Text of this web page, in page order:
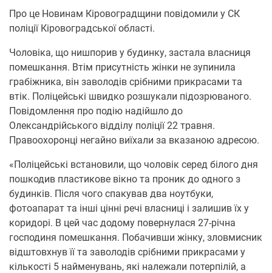
Про це Новинам Кіровоградщини повідомили у СК
поліції Кіровоградської області.
Чоловіка, що нишпорив у будинку, застала власниця
помешкання. Втім присутність жінки не зупинила
грабіжника, він заволодів срібними прикрасами та
втік. Поліцейські швидко розшукали підозрюваного.
Повідомлення про подію надійшло до
Олександрійського відділу поліції 22 травня.
Правоохоронці негайно виїхали за вказаною адресою.
«Поліцейські встановили, що чоловік серед білого дня
пошкодив пластикове вікно та проник до одного з
будинків. Після чого спакував два ноутбуки,
фотоапарат та інші цінні речі власниці і залишив їх у
коридорі. В цей час додому повернулася 27-річна
господиня помешкання. Побачивши жінку, зловмисник
відштовхнув її та заволодів срібними прикрасами у
кількості 5 найменувань, які належали потерпілій, а